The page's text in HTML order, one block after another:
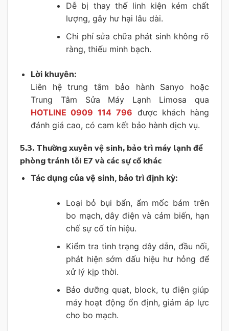
Dễ bị thay thế linh kiện kém chất
lượng, gây hư hại lâu dài.
Chi phí sửa chữa phát sinh không rõ
ràng, thiếu minh bạch.
Lời khuyên:
Liên hệ trung tâm bảo hành Sanyo hoặc
Trung Tâm Sửa Máy Lạnh Limosa qua
HOTLINE 0909 114 796 được khách hàng
đánh giá cao, có cam kết bảo hành dịch vụ.
5.3. Thường xuyên vệ sinh, bảo trì máy lạnh để
phòng tránh lỗi E7 và các sự cố khác
Tác dụng của vệ sinh, bảo trì định kỳ:
Loại bỏ bụi bẩn, ẩm mốc bám trên
bo mạch, dây điện và cảm biến, hạn
chế sự cố tín hiệu.
Kiểm tra tình trạng dây dẫn, đầu nối,
phát hiện sớm dấu hiệu hư hỏng để
xử lý kịp thời.
Bảo dưỡng quạt, block, tụ điện giúp
máy hoạt động ổn định, giảm áp lực
cho bo mạch.